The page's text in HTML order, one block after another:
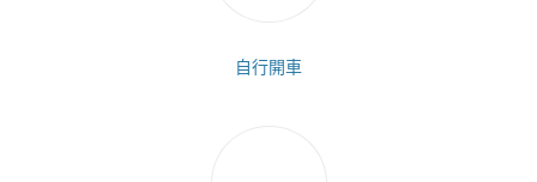
自行開車